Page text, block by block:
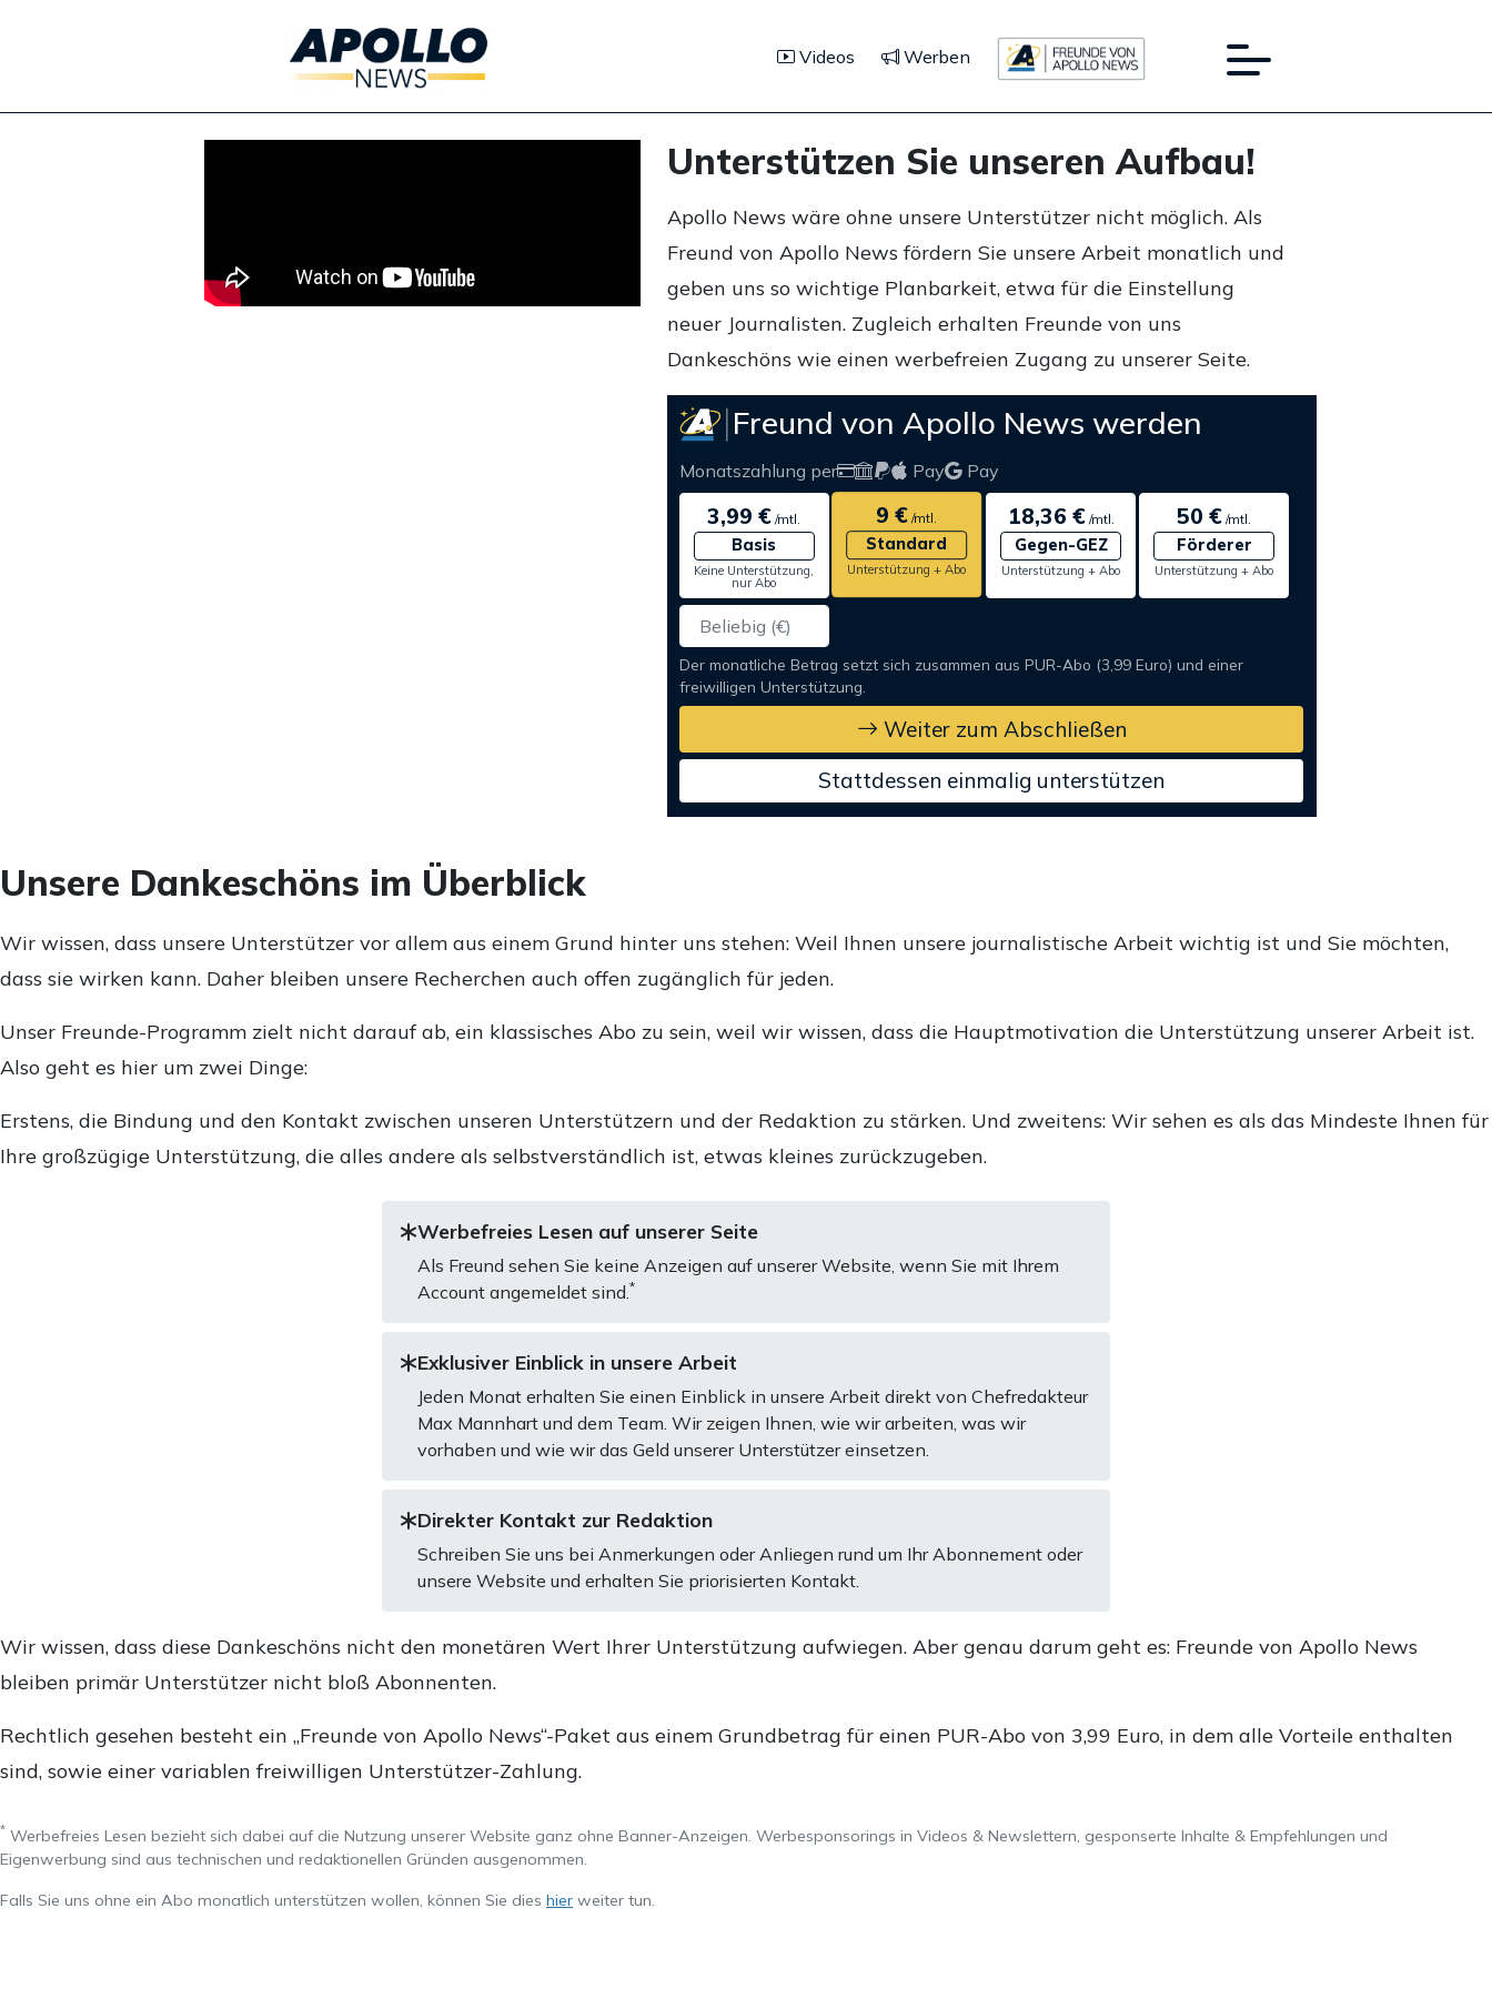
Videos Werben
Unterstützen Sie unseren Aufbau!
Apollo News wäre ohne unsere Unterstützer nicht möglich. Als
Freund von Apollo News fördern Sie unsere Arbeit monatlich und
geben uns so wichtige Planbarkeit, etwa für die Einstellung
neuer Journalisten. Zugleich erhalten Freunde von uns
Dankeschöns wie einen werbefreien Zugang zu unserer Seite.
Freund von Apollo News werden
Monatszahlung per Pay Pay
3,99 € /mtl.
Basis
Keine Unterstützung,
nur Abo
9 € /mtl.
Standard
Unterstützung + Abo
18,36 €/mtl.
Gegen-GEZ
Unterstützung + Abo
50 € /mtl.
Förderer
Unterstützung + Abo
Der monatliche Betrag setzt sich zusammen aus PUR-Abo (3,99 Euro) und einer
freiwilligen Unterstützung.
Weiter zum Abschließen
Stattdessen einmalig unterstützen
Unsere Dankeschöns im Überblick
Wir wissen, dass unsere Unterstützer vor allem aus einem Grund hinter uns stehen: Weil Ihnen unsere journalistische Arbeit wichtig ist und Sie möchten,
dass sie wirken kann. Daher bleiben unsere Recherchen auch offen zugänglich für jeden.
Unser Freunde-Programm zielt nicht darauf ab, ein klassisches Abo zu sein, weil wir wissen, dass die Hauptmotivation die Unterstützung unserer Arbeit ist.
Also geht es hier um zwei Dinge:
Erstens, die Bindung und den Kontakt zwischen unseren Unterstützern und der Redaktion zu stärken. Und zweitens: Wir sehen es als das Mindeste Ihnen für
Ihre großzügige Unterstützung, die alles andere als selbstverständlich ist, etwas kleines zurückzugeben.
Werbefreies Lesen auf unserer Seite
Als Freund sehen Sie keine Anzeigen auf unserer Website, wenn Sie mit Ihrem
Account angemeldet sind. *
Exklusiver Einblick in unsere Arbeit
Jeden Monat erhalten Sie einen Einblick in unsere Arbeit direkt von Chefredakteur
Max Mannhart und dem Team. Wir zeigen Ihnen, wie wir arbeiten, was wir
vorhaben und wie wir das Geld unserer Unterstützer einsetzen.
Direkter Kontakt zur Redaktion
Schreiben Sie uns bei Anmerkungen oder Anliegen rund um Ihr Abonnement oder
unsere Website und erhalten Sie priorisierten Kontakt.
Wir wissen, dass diese Dankeschöns nicht den monetären Wert Ihrer Unterstützung aufwiegen. Aber genau darum geht es: Freunde von Apollo News
bleiben primär Unterstützer nicht bloß Abonnenten.
Rechtlich gesehen besteht ein „Freunde von Apollo News“-Paket aus einem Grundbetrag für einen PUR-Abo von 3,99 Euro, in dem alle Vorteile enthalten
sind, sowie einer variablen freiwilligen Unterstützer-Zahlung.
* Werbefreies Lesen bezieht sich dabei auf die Nutzung unserer Website ganz ohne Banner-Anzeigen. Werbesponsorings in Videos & Newslettern, gesponserte Inhalte & Empfehlungen und
Eigenwerbung sind aus technischen und redaktionellen Gründen ausgenommen.
Falls Sie uns ohne ein Abo monatlich unterstützen wollen, können Sie dies hier weiter tun.